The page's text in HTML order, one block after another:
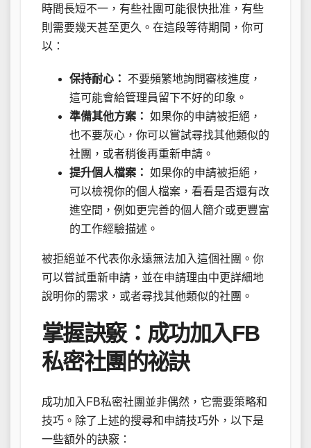
時間長短不一，有些社團可能很快批准，有些
則需要幾天甚至更久。在這段等待期間，你可
以：
保持耐心：
不要頻繁地詢問審核進度，
這可能會給管理員留下不好的印象。
準備其他方案： 如果你的申請被拒絕，
也不要灰心，你可以嘗試尋找其他類似的
社團，或者稍後再重新申請。
提升個人檔案： 如果你的申請被拒絕，
可以檢視你的個人檔案，看看是否還有改
進空間，例如更完善的個人簡介或更豐富
的工作經驗描述。
被拒絕並不代表你永遠無法加入這個社團。你
可以嘗試重新申請，並在申請理由中更詳細地
說明你的需求，或者尋找其他類似的社團。
掌握訣竅：成功加入FB
私密社團的祕訣
成功加入FB私密社團並非偶然，它需要策略和
技巧。除了上述的搜尋和申請技巧外，以下是
一些額外的訣竅：